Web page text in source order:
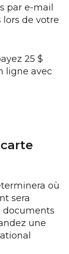
par e-mail
lors de votre
25 $
ligne avec
où
sera
documents
une